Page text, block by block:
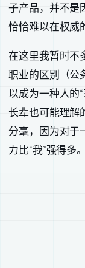
子产品，并不是
恰恰难以在权威
在这里我暂时不
职业的区别（公
以成为一种人的
长辈也可能理解
分毫，因为对于
力比“我”强得多。